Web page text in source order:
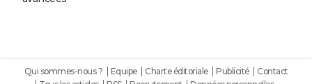
Qui sommes-nous ? Equipe Charte éditoriale Publicité
Contact